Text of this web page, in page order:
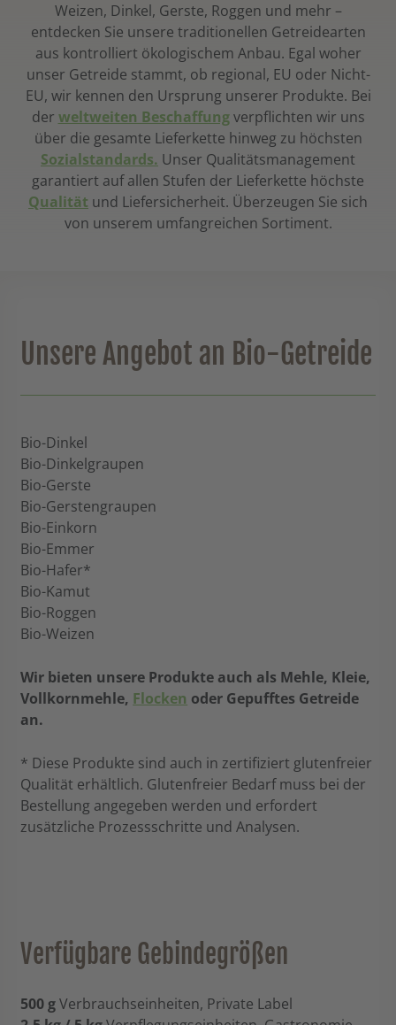
Weizen, Dinkel, Gerste, Roggen und mehr –
entdecken Sie unsere traditionellen Getreidearten
aus kontrolliert ökologischem Anbau. Egal woher
unser Getreide stammt, ob regional, EU oder Nicht-
EU, wir kennen den Ursprung unserer Produkte. Bei
der weltweiten Beschaffungverpflichten wir uns
über die gesamte Lieferkette hinweg zu höchsten
Sozialstandards. Unser Qualitätsmanagement
garantiert auf allen Stufen der Lieferkette höchste
Qualität und Liefersicherheit. Überzeugen Sie sich
von unserem umfangreichen Sortiment.
Unsere Angebot an Bio-Getreide
Bio-Dinkel
Bio-Dinkelgraupen
Bio-Gerste
Bio-Gerstengraupen
Bio-Einkorn
Bio-Emmer
Bio-Hafer*
Bio-Kamut
Bio-Roggen
Bio-Weizen
Wir bieten unsere Produkte auch als Mehle, Kleie,
Vollkornmehle, Flocken oder Gepufftes Getreide
an.
* Diese Produkte sind auch in zertifiziert glutenfreier
Qualität erhältlich. Glutenfreier Bedarf muss bei der
Bestellung angegeben werden und erfordert
zusätzliche Prozessschritte und Analysen.
Verfügbare Gebindegrößen
500 gVerbrauchseinheiten, Private Label